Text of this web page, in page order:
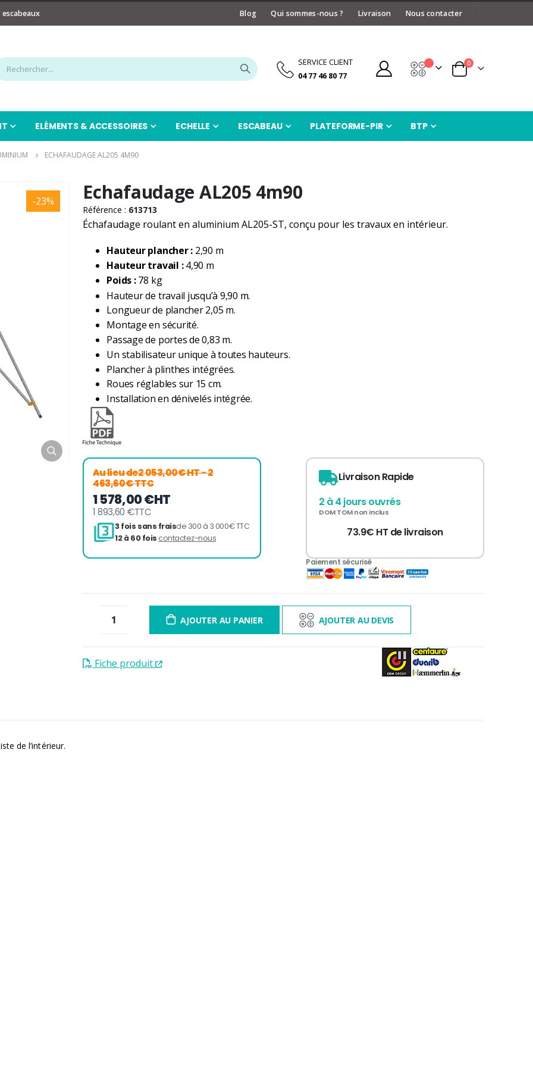
Blog Qui sommes-nous ? Livraison Nous contacter
SERVICE CLIENT
04 77 46 80 77
Panier
0articles
Devis
ELÉMENTS & ACCESSOIRES ECHELLE ESCABEAU PLATEFORME-PIR BTP
ECHAFAUDAGE AL205 4M90
-23% Echafaudage AL205 4m90
Référence : 613713
Échafaudage roulant en aluminium AL205-ST, conçu pour les travaux en intérieur.
Hauteur plancher : 2,90 m
Hauteur travail :4,90 m
Poids :78 kg
Hauteur de travail jusqu’à 9,90 m.
Longueur de plancher 2,05 m.
Montage en sécurité.
Passage de portes de 0,83 m.
Un stabilisateur unique à toutes hauteurs.
Plancher à plinthes intégrées.
Roues réglables sur 15 cm.
Installation en dénivelés intégrée.
Au lieu de2 053,00€ HT- 2
463,60€ TTC
1 578,00 €HT
1 893,60 €TTC
Livraison Rapide
2 à 4 jours ouvrés
DOM TOM non inclus
73.9€ HT de livraison
AJOUTER AU PANIER AJOUTER AU DEVIS
Fiche produit
de l’intérieur.